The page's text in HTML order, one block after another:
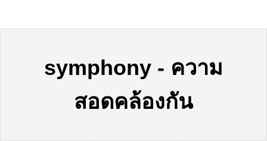
symphony - ความ
สอดคล้องกัน